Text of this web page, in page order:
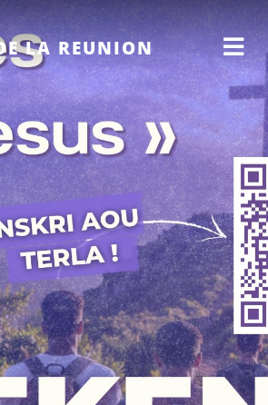
LA REUNION